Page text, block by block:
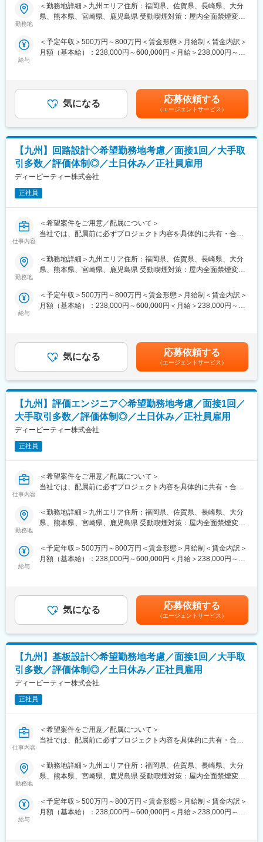
貫対応。
「設計を続けたい」「評価から設計へ戻りたい」などの要望も反
■ キャリアプランをチームで共有
定期的な面談を通じて、
・チームリーダー・マネジメント
など志向に合わせたキャリア形成を支援。
■ 長期的にエンジニアとして活躍
年次に応じてマネジメントへ強制的に移行することはなく、設
計・技術を生涯の仕事として続けられる環境です。
＜業務内容＞
車、航空機、家電、鉄道、半導体、工作機械、都市設備、電動工
具など、
様々な業界の製品に関わる機械/機構設計や解析業務を行います。
【事例】
・自動車部品の設計
・段ボール製造機の機械設計
・自動車の生産設備関連の設計
技術を極め続ける道、後進育成に携わる道、マネジメントへの挑
戦など、エンジニア主導でキャリアを選択可能です。
インを行っています。
配属後のミスマッチを防ぎ、腰を据えて技術に向き合える環境で
■ マッチング率80％
■ プライム案件比率80％
東京エレクトロン、ソニーグループなど大手メーカーとの直取引
案件が多数。
宇宙・航空機／半導体装置／自動車／家電／工作機械／医療機器
／鉄道・社会インフラなど、機電エンジニアの主戦場となる領域
を網羅しています。
■ 自社開発・新分野への挑戦も可能
機械・電気・制御技術を活かした自社製品・受託開発案件にも参
＜おすすめポイント＞
エンジニア専任の営業が、配属・案件調整・キャリア相談まで一
貫対応。
■ キャリアプランをチームで共有
・幅広い製品経験を積むジェネラリスト
・チームリーダー・マネジメント
など志向に合わせたキャリア形成を支援。
■ 長期的にエンジニアとして活躍
年次に応じてマネジメントへ強制的に移行することはなく、設
計・技術を生涯の仕事として続けられる環境です。
＜業務内容＞
車、航空機、家電、鉄道、半導体、工作機械、都市設備、電動工
を決めるため、配属ガチャはありません。
・変速機の解析（CAE解析）など
戦など、エンジニア主導でキャリアを選択可能です。
勤務地
＜勤務地詳細＞九州エリア住所：福岡県、佐賀県、長崎県、大分
県、熊本県、宮崎県、鹿児島県 受動喫煙対策：屋内全面禁煙変更
給与
＜予定年収＞500万円～800万円＜賃金形態＞月給制＜賃金内訳＞
月額（基本給）：238,000円～600,000円＜月給＞238,000円～
（30歳）・年収700万円／リーダー（3年目）（40歳）・年収850
万円／統括リーダー（45歳）賃金はあくまでも目安の金額であ
り、選考を通じて上下する可能性があります。月給(月額)は固定手
当を含めた表記です。
気になる 応募依頼する
（エージェントサービス）
【九州】回路設計◇希望勤務地考慮／面接1回／大手取
引多数／評価体制◎／土日休み／正社員雇用
ディーピーティー株式会社
正社員
仕事内容
＜希望案件をご用意／配属について＞
当社では、配属前に必ずプロジェクト内容を具体的に共有・合意
エンジニア一人ひとりの経験・スキル・将来像に合った案件アサ
インを行っています。
配属後のミスマッチを防ぎ、腰を据えて技術に向き合える環境で
■ マッチング率80％
■ プライム案件比率80％
東京エレクトロン、ソニーグループなど大手メーカーとの直取引
案件が多数。
宇宙・航空機／半導体装置／自動車／家電／工作機械／医療機器
／鉄道・社会インフラなど、機電エンジニアの主戦場となる領域
を網羅しています。
■ 自社開発・新分野への挑戦も可能
機械・電気・制御技術を活かした自社製品・受託開発案件にも参
＜おすすめポイント＞
エンジニア専任の営業が、配属・案件調整・キャリア相談まで一
貫対応。
■ キャリアプランをチームで共有
・幅広い製品経験を積むジェネラリスト
・チームリーダー・マネジメント
など志向に合わせたキャリア形成を支援。
■ 長期的にエンジニアとして活躍
年次に応じてマネジメントへ強制的に移行することはなく、設
計・技術を生涯の仕事として続けられる環境です。
＜業務内容＞
自動車、航空機、家電、鉄道、半導体、工作機械、都市設備、電
営業との面談を通し、ご経験・ご要望に応じて業務内容・勤務地
を決めるため、配属ガチャはありません。
【事例】
・カーナビの回路設計
変更の範囲：会社の定める業務
勤務地
＜勤務地詳細＞九州エリア住所：福岡県、佐賀県、長崎県、大分
県、熊本県、宮崎県、鹿児島県 受動喫煙対策：屋内全面禁煙変更
給与
＜予定年収＞500万円～800万円＜賃金形態＞月給制＜賃金内訳＞
月額（基本給）：238,000円～600,000円＜月給＞238,000円～
（30歳）・年収700万円／リーダー（3年目）（40歳）・年収850
万円／統括リーダー（45歳）賃金はあくまでも目安の金額であ
り、選考を通じて上下する可能性があります。月給(月額)は固定手
当を含めた表記です。
気になる 応募依頼する
（エージェントサービス）
【九州】評価エンジニア◇希望勤務地考慮／面接1回／
大手取引多数／評価体制◎／土日休み／正社員雇用
ディーピーティー株式会社
正社員
仕事内容
＜希望案件をご用意／配属について＞
当社では、配属前に必ずプロジェクト内容を具体的に共有・合意
エンジニア一人ひとりの経験・スキル・将来像に合った案件アサ
インを行っています。
配属後のミスマッチを防ぎ、腰を据えて技術に向き合える環境で
■ マッチング率80％
■ プライム案件比率80％
東京エレクトロン、ソニーグループなど大手メーカーとの直取引
案件が多数。
宇宙・航空機／半導体装置／自動車／家電／工作機械／医療機器
／鉄道・社会インフラなど、機電エンジニアの主戦場となる領域
を網羅しています。
■ 自社開発・新分野への挑戦も可能
機械・電気・制御技術を活かした自社製品・受託開発案件にも参
＜おすすめポイント＞
エンジニア専任の営業が、配属・案件調整・キャリア相談まで一
貫対応。
■ キャリアプランをチームで共有
勤務地
＜勤務地詳細＞九州エリア住所：福岡県、佐賀県、長崎県、大分
県、熊本県、宮崎県、鹿児島県 受動喫煙対策：屋内全面禁煙変更
給与
＜予定年収＞500万円～800万円＜賃金形態＞月給制＜賃金内訳＞
月額（基本給）：238,000円～600,000円＜月給＞238,000円～
（30歳）・年収700万円／リーダー（3年目）（40歳）・年収850
万円／統括リーダー（45歳）賃金はあくまでも目安の金額であ
り、選考を通じて上下する可能性があります。月給(月額)は固定手
当を含めた表記です。
気になる 応募依頼する
（エージェントサービス）
【九州】基板設計◇希望勤務地考慮／面接1回／大手取
引多数／評価体制◎／土日休み／正社員雇用
ディーピーティー株式会社
正社員
仕事内容
＜希望案件をご用意／配属について＞
当社では、配属前に必ずプロジェクト内容を具体的に共有・合意
エンジニア一人ひとりの経験・スキル・将来像に合った案件アサ
インを行っています。
配属後のミスマッチを防ぎ、腰を据えて技術に向き合える環境で
■ マッチング率80％
設計・評価・解析・生産技術など、担当工程・開発分野を重視し
勤務地
＜勤務地詳細＞九州エリア住所：福岡県、佐賀県、長崎県、大分
県、熊本県、宮崎県、鹿児島県 受動喫煙対策：屋内全面禁煙変更
給与
＜予定年収＞500万円～800万円＜賃金形態＞月給制＜賃金内訳＞
月額（基本給）：238,000円～600,000円＜月給＞238,000円～